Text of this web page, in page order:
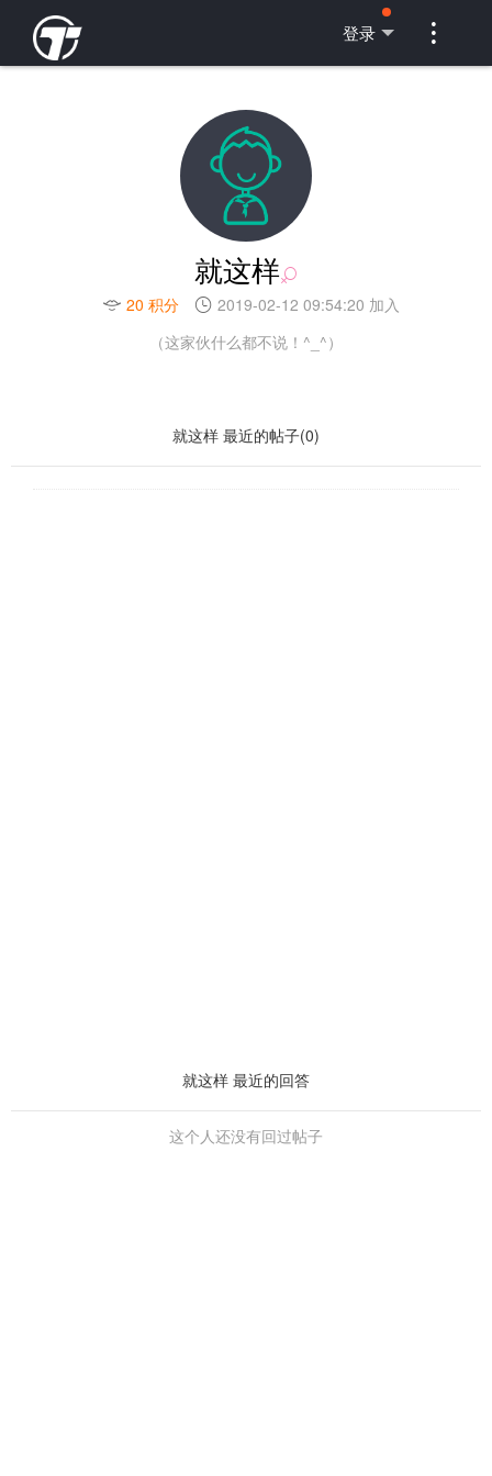
登录 
就这样
20 积分
2019-02-12 09:54:20 加入
（这家伙什么都不说！^_^）
就这样 最近的帖子(0)
就这样 最近的回答
这个人还没有回过帖子